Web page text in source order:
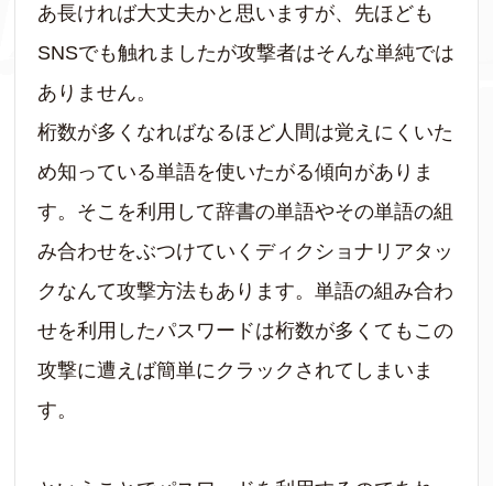
あ長ければ大丈夫かと思いますが、先ほども
SNSでも触れましたが攻撃者はそんな単純では
ありません。
桁数が多くなればなるほど人間は覚えにくいた
め知っている単語を使いたがる傾向がありま
す。そこを利用して辞書の単語やその単語の組
み合わせをぶつけていくディクショナリアタッ
クなんて攻撃方法もあります。単語の組み合わ
せを利用したパスワードは桁数が多くてもこの
攻撃に遭えば簡単にクラックされてしまいま
す。